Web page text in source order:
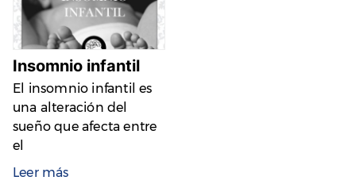
Insomnio infantil
El insomnio infantil es
una alteración del
sueño que afecta entre
el
Leer más